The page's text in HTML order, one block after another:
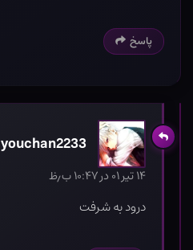
پاسخ
youchan2233
۱۴ تیر ۰۱ در ۱۰:۴۷ ب٫ظ
درود به شرفت